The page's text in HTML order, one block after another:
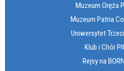
Muzeum Oręża
Muzeum Patria
Uniwersytet
Klub i Chór
Rejsy na